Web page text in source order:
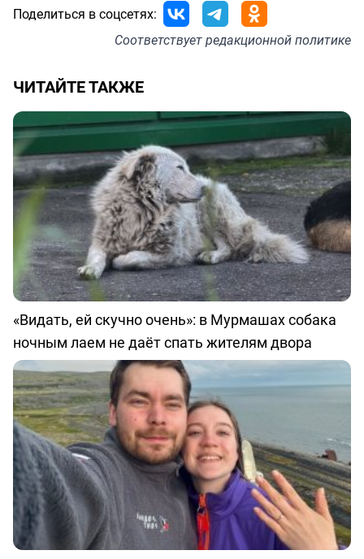
Поделиться в соцсетях:
Соответствуетредакционной политике
ЧИТАЙТЕ ТАКЖЕ
«Видать, ей скучно очень»: в Мурмашах собака
ночным лаем не даёт спать жителям двора